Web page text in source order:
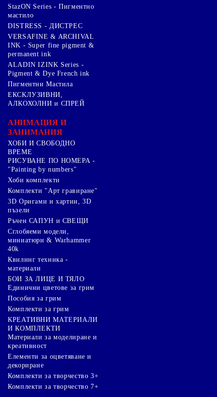
StazON Series - Пигментно
мастило
DISTRESS - ДИСТРЕС
VERSAFINE & ARCHIVAL
INK - Super fine pigment &
permanent ink
ALADIN IZINK Series -
Pigment & Dye French ink
Пигментни Мастила
ЕКСКЛУЗИВНИ,
АЛКОХОЛНИ и СПРЕЙ
АНИМАЦИЯ И
ЗАНИМАНИЯ
ХОБИ И СВОБОДНО
ВРЕМЕ
РИСУВАНЕ ПО НОМЕРА -
"Painting by numbers"
Хоби комплекти
Комплекти "Арт гравиране"
3D Оригами и хартии, 3D
пъзели
Ръчен САПУН и СВЕЩИ
Сглобяеми модели,
миниатюри & Warhammer
40k
Квилинг техника -
материали
БОИ ЗА ЛИЦЕ И ТЯЛО
Единични цветове за грим
Пособия за грим
Комплекти за грим
КРЕАТИВНИ МАТЕРИАЛИ
И КОМПЛЕКТИ
Mатериали за моделиране и
креативност
Елементи за оцветяване и
декориране
Комплекти за творчество 3+
Комплекти за творчество 7+